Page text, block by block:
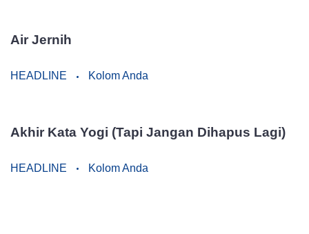
Air Jernih
HEADLINE Kolom Anda
Akhir Kata Yogi (Tapi Jangan Dihapus Lagi)
HEADLINE Kolom Anda